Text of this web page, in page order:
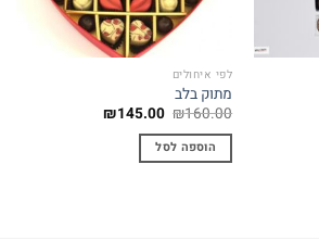
לפי איחולים
מתוק בלב
₪160.00 המחיר
היה:
₪160.00.
₪145.00 המחיר
הוספה לסל